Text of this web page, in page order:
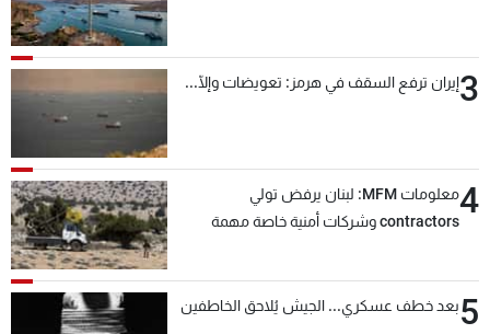
3إيران ترفع السقف في هرمز: تعويضات وإلّا...
4
معلومات MFM: لبنان يرفض تولي
contractors وشركات أمنية خاصة مهمة
5بعد خطف عسكري... الجيش يُلاحق الخاطفين